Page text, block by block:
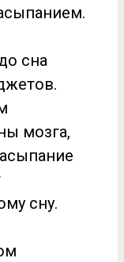
сна
мозга,
сну.